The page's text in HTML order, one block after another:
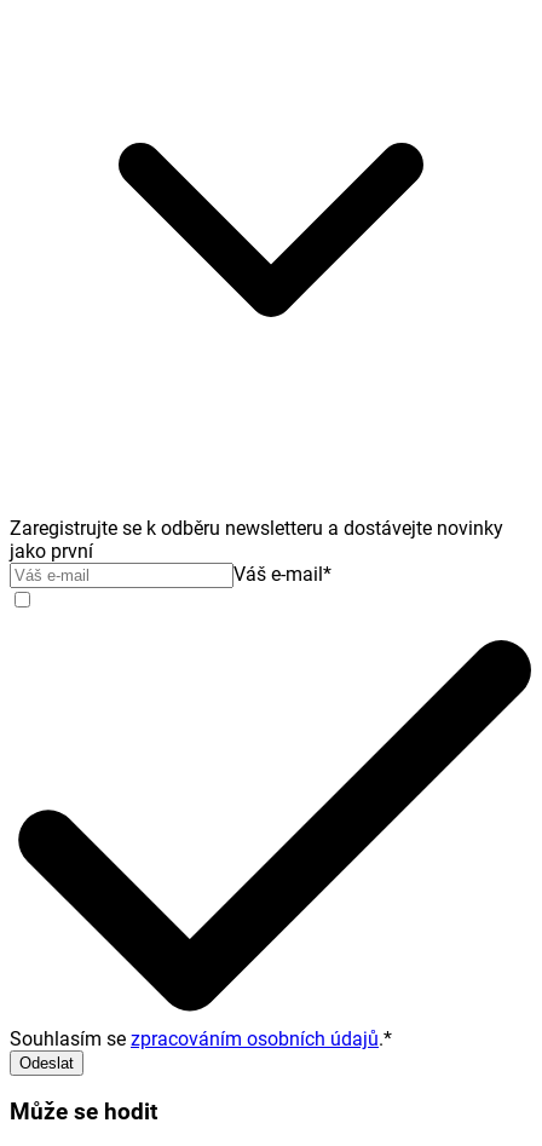
Zaregistrujte se k odběru newsletteru a dostávejte novinky
jako první
Váš e-mail*
Souhlasím se zpracováním osobních údajů.*
Odeslat
Může se hodit